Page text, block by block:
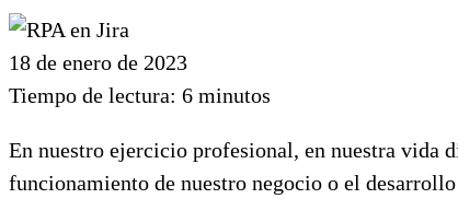
18 de enero de 2023
Tiempo de lectura: 6 minutos
En nuestro ejercicio profesional, en nuestra vida
funcionamiento de nuestro negocio o el